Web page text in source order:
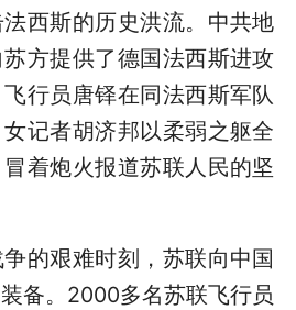
西斯的历史洪流。中共地
方提供了德国法西斯进攻
行员唐铎在同法西斯军队
记者胡济邦以柔弱之躯全
着炮火报道苏联人民的坚
的艰难时刻，苏联向中国
备。2000多名苏联飞行员